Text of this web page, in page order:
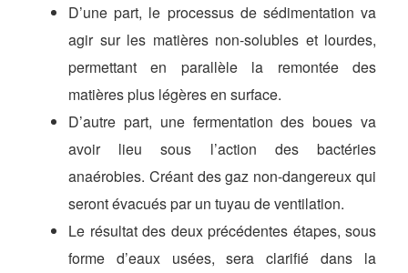
D’une part, le processus de sédimentation va
agir sur les matières non-solubles et lourdes,
permettant en parallèle la remontée des
matières plus légères en surface.
D’autre part, une fermentation des boues va
avoir lieu sous l’action des bactéries
anaérobies. Créant des gaz non-dangereux qui
seront évacués par un tuyau de ventilation.
Le résultat des deux précédentes étapes, sous
forme d’eaux usées, sera clarifié dans la